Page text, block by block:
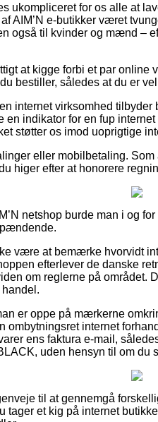
ukompliceret for os alle at
AIM’N e-butikker været
også til kvinder og mænd –
at kigge forbi et par online
bestiller, således at du er
internet virksomhed
indikator for en fup
støtter os imod uoprigtige
eller mobilbetaling.
higer efter at honorere
netshop burde man i og
være at bemærke hvorvidt
efterlever de danske
om reglerne på området.
er oppe på mærkerne
ombytningsret internet
ens faktura e-mail,
uden hensyn til om du
til at gennemgå
tager et kig på internet